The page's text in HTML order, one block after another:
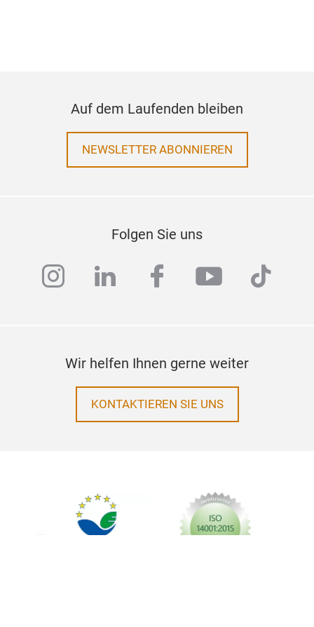
Auf dem Laufenden bleiben
NEWSLETTER ABONNIEREN
Folgen Sie uns
instagram
linkedinfacebook
youtube
tiktok
Wir helfen Ihnen gerne weiter
KONTAKTIEREN SIE UNS